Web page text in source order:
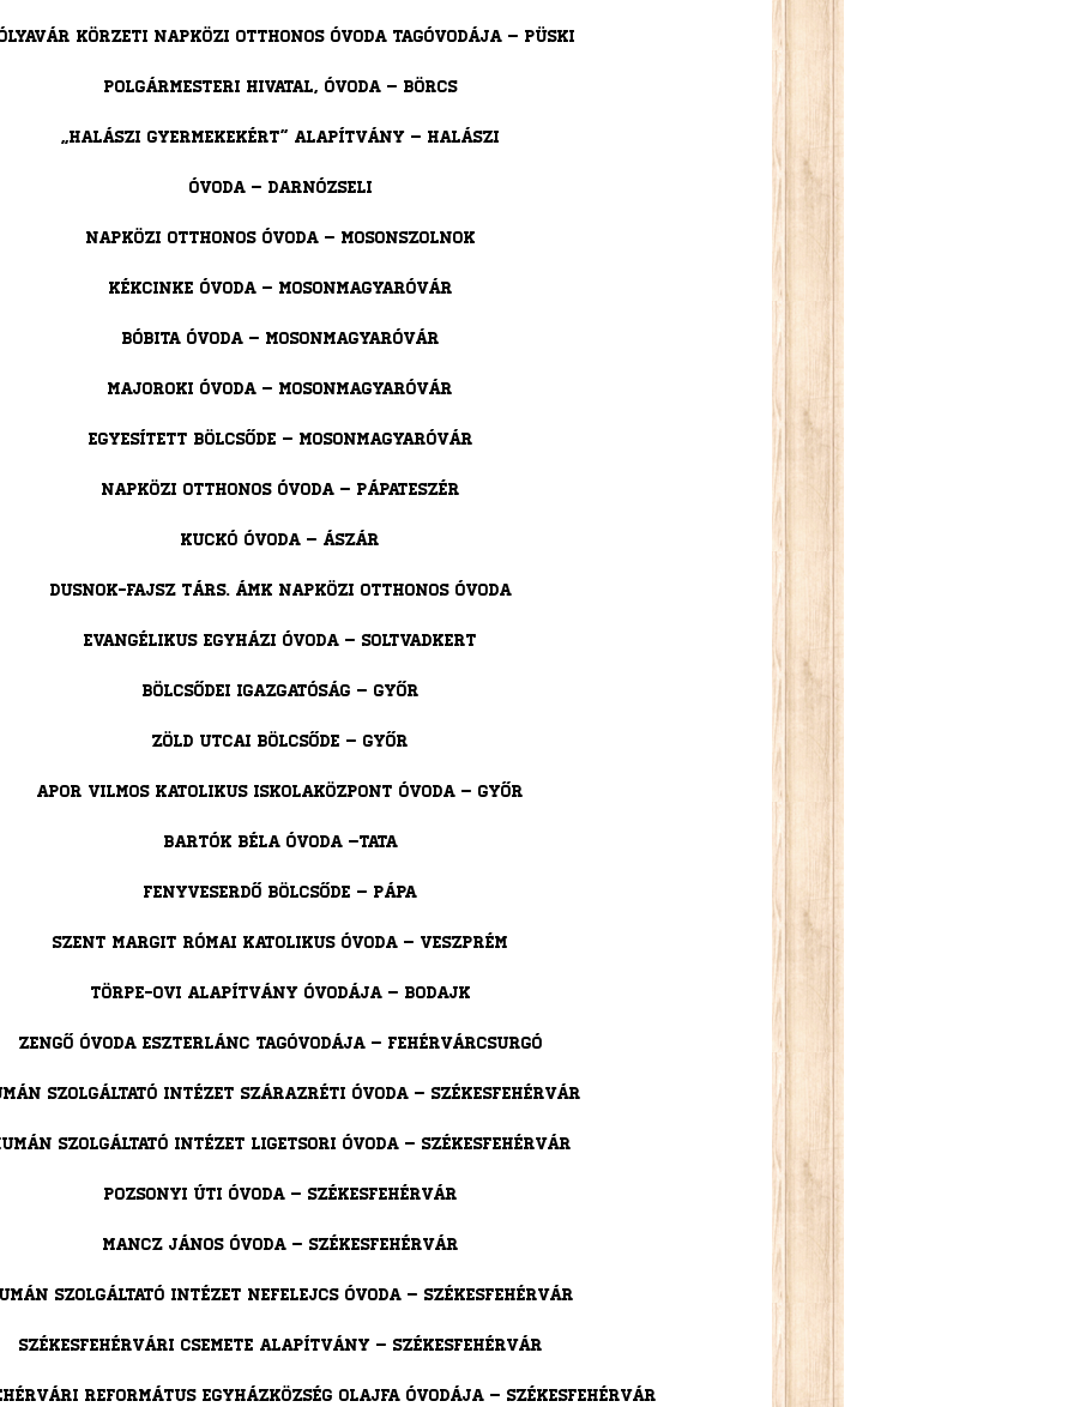
Körzeti Napközi Otthonos Óvoda Tagóvodája – Püski
Polgármesteri Hivatal, Óvoda – Börcs
„Halászi Gyermekekért” Alapítvány – Halászi
Óvoda – Darnózseli
Napközi Otthonos Óvoda – Mosonszolnok
Kékcinke Óvoda – Mosonmagyaróvár
Bóbita Óvoda – Mosonmagyaróvár
Majoroki Óvoda – Mosonmagyaróvár
Egyesített Bölcsőde – Mosonmagyaróvár
Napközi Otthonos Óvoda – Pápateszér
Kuckó Óvoda – Ászár
Dusnok-Fajsz Társ. ÁMK Napközi Otthonos Óvoda
Evangélikus Egyházi Óvoda – Soltvadkert
Bölcsődei Igazgatóság – Győr
Zöld utcai Bölcsőde – Győr
Apor Vilmos Katolikus Iskolaközpont Óvoda – Győr
Bartók Béla Óvoda –Tata
Fenyveserdő Bölcsőde – Pápa
Szent Margit Római Katolikus Óvoda – Veszprém
Törpe-Ovi Alapítvány Óvodája – Bodajk
Zengő Óvoda Eszterlánc Tagóvodája – Fehérvárcsurgó
Szolgáltató Intézet Szárazréti Óvoda – Székesfehérvár
Szolgáltató Intézet Ligetsori Óvoda – Székesfehérvár
Pozsonyi Úti Óvoda – Székesfehérvár
Mancz János Óvoda – Székesfehérvár
Szolgáltató Intézet Nefelejcs Óvoda – Székesfehérvár
Székesfehérvári Csemete Alapítvány – Székesfehérvár
Református Egyházközség Olajfa Óvodája – Székesfehérvár